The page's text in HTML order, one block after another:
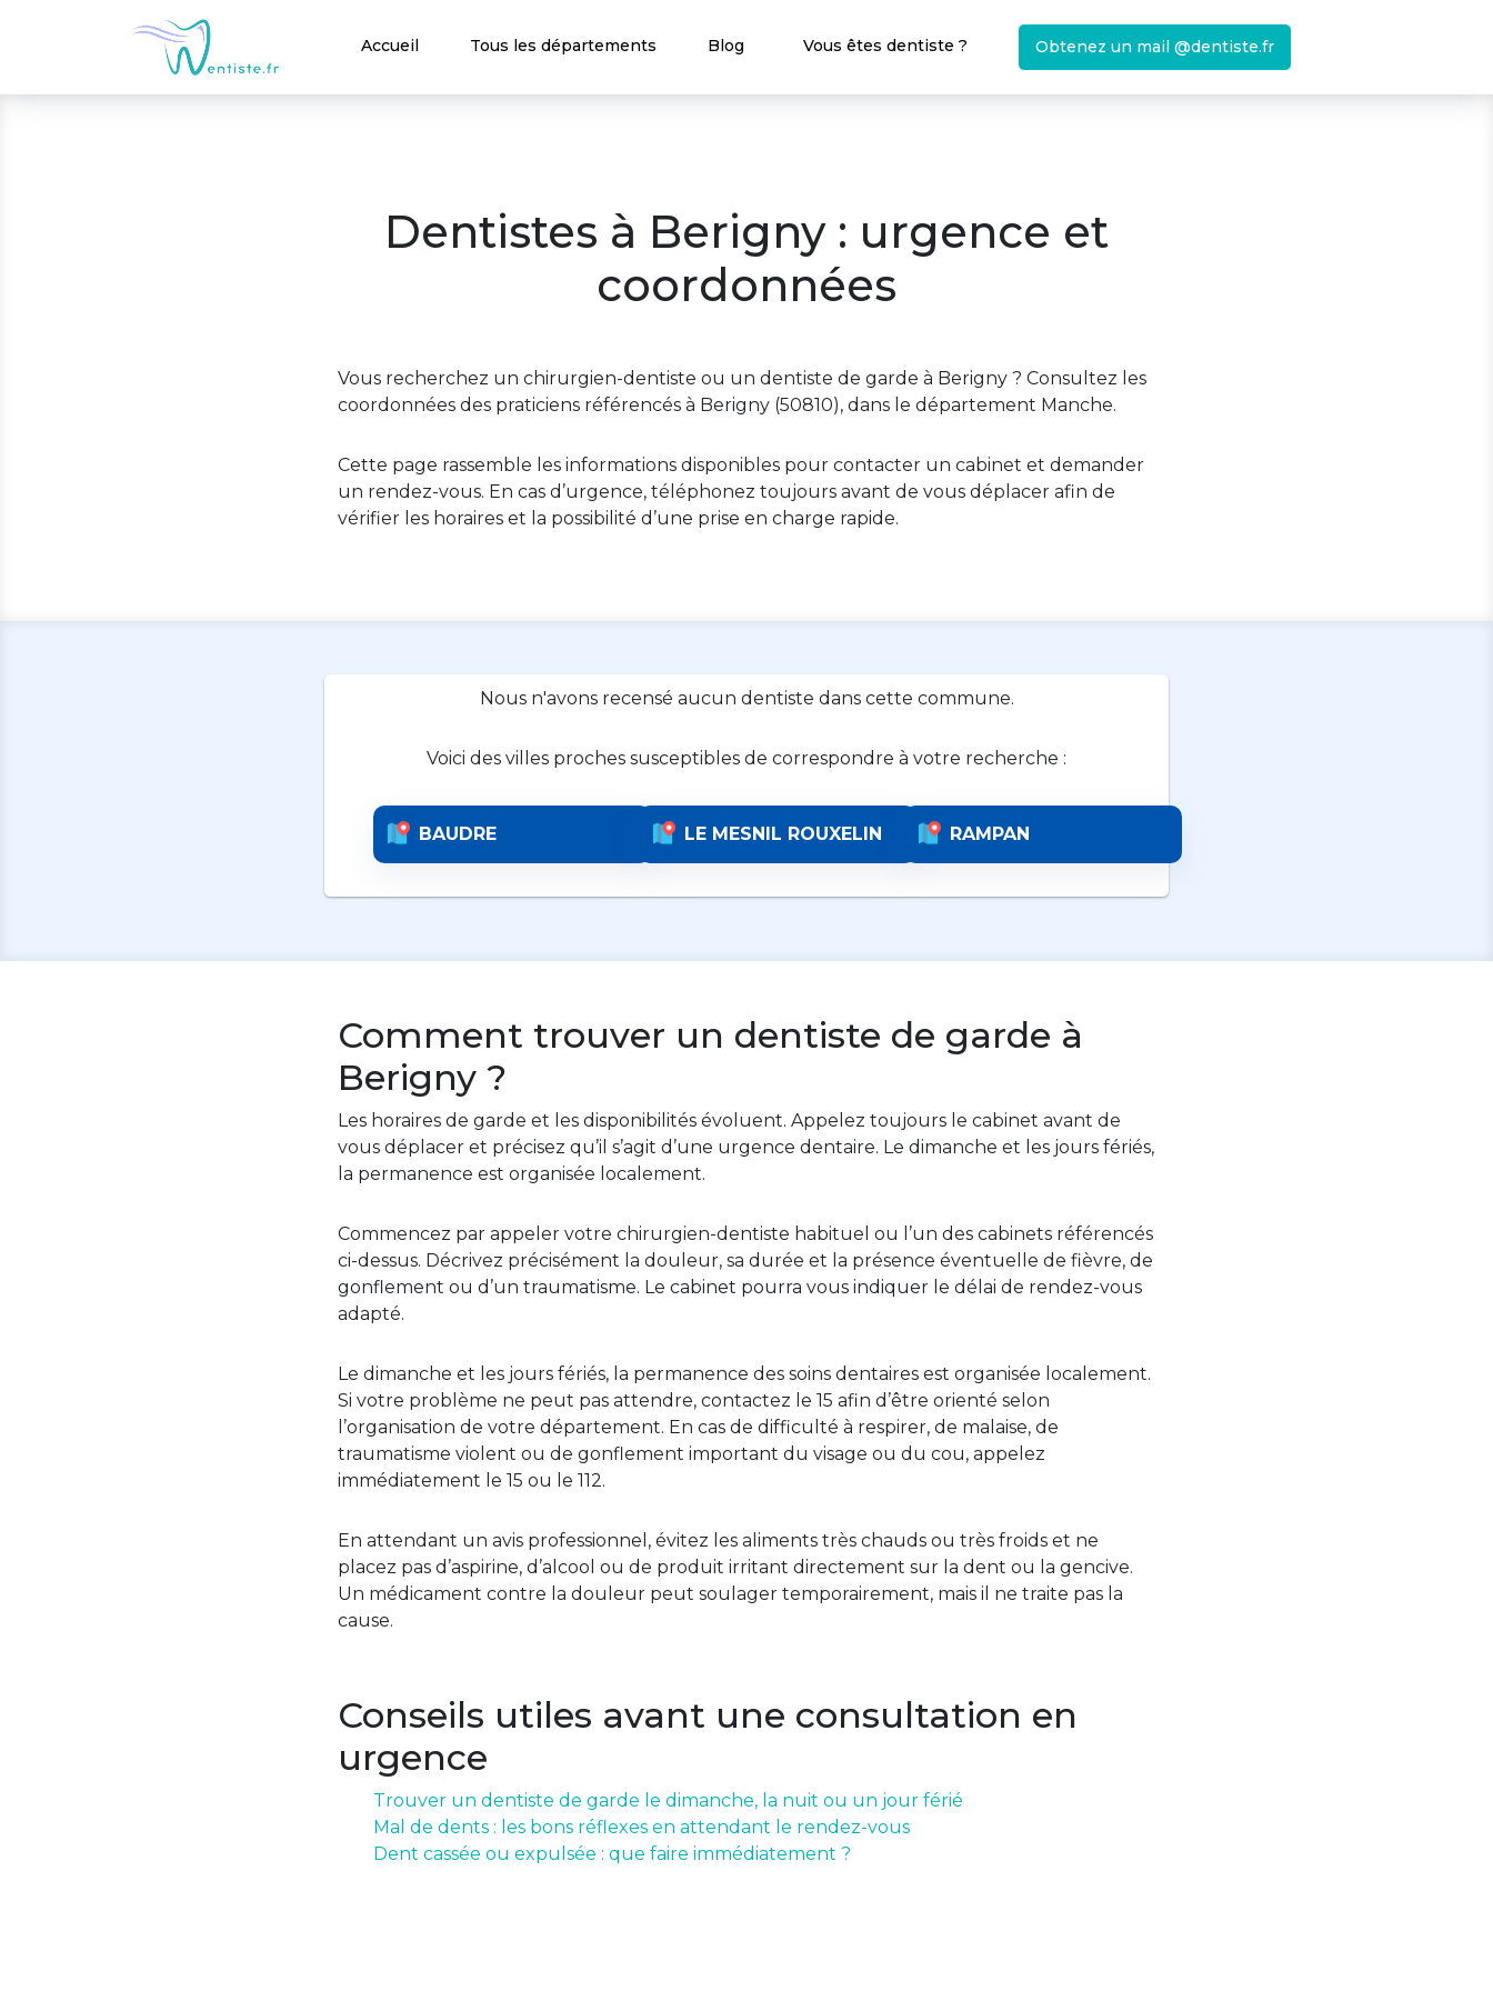
Accueil Tous les départements Blog Vous êtes dentiste ? Obtenez un mail @dentiste.fr
Dentistes à Berigny : urgence et
coordonnées
Vous recherchez un chirurgien-dentiste ou un dentiste de garde à Berigny ? Consultez les
coordonnées des praticiens référencés à Berigny (50810), dans le département Manche.
Cette page rassemble les informations disponibles pour contacter un cabinet et demander
un rendez-vous. En cas d’urgence, téléphonez toujours avant de vous déplacer afin de
vérifier les horaires et la possibilité d’une prise en charge rapide.
Nous n'avons recensé aucun dentiste dans cette commune.
Voici des villes proches susceptibles de correspondre à votre recherche :
BAUDRE LE MESNIL ROUXELIN RAMPAN
Comment trouver un dentiste de garde à
Berigny ?
Les horaires de garde et les disponibilités évoluent. Appelez toujours le cabinet avant de
vous déplacer et précisez qu’il s’agit d’une urgence dentaire. Le dimanche et les jours fériés,
la permanence est organisée localement.
Commencez par appeler votre chirurgien-dentiste habituel ou l’un des cabinets référencés
ci-dessus. Décrivez précisément la douleur, sa durée et la présence éventuelle de fièvre, de
gonflement ou d’un traumatisme. Le cabinet pourra vous indiquer le délai de rendez-vous
adapté.
Le dimanche et les jours fériés, la permanence des soins dentaires est organisée localement.
Si votre problème ne peut pas attendre, contactez le 15 afin d’être orienté selon
l’organisation de votre département. En cas de difficulté à respirer, de malaise, de
traumatisme violent ou de gonflement important du visage ou du cou, appelez
immédiatement le 15 ou le 112.
En attendant un avis professionnel, évitez les aliments très chauds ou très froids et ne
placez pas d’aspirine, d’alcool ou de produit irritant directement sur la dent ou la gencive.
Un médicament contre la douleur peut soulager temporairement, mais il ne traite pas la
cause.
Conseils utiles avant une consultation en
urgence
Trouver un dentiste de garde le dimanche, la nuit ou un jour férié
Mal de dents : les bons réflexes en attendant le rendez-vous
Dent cassée ou expulsée : que faire immédiatement ?